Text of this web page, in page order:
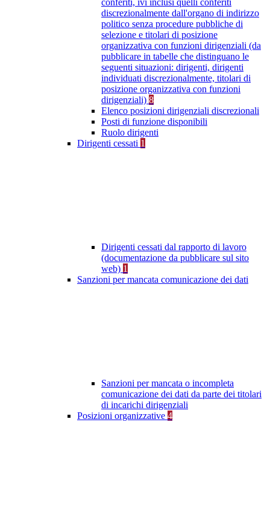
conferiti, ivi inclusi quelli conferiti
discrezionalmente dall'organo di indirizzo
politico senza procedure pubbliche di
selezione e titolari di posizione
organizzativa con funzioni dirigenziali (da
pubblicare in tabelle che distinguano le
seguenti situazioni: dirigenti, dirigenti
individuati discrezionalmente, titolari di
posizione organizzativa con funzioni
dirigenziali) 8
Elenco posizioni dirigenziali discrezionali
Posti di funzione disponibili
Ruolo dirigenti
Dirigenti cessati 1
Dirigenti cessati dal rapporto di lavoro
(documentazione da pubblicare sul sito
web) 1
Sanzioni per mancata comunicazione dei dati
Sanzioni per mancata o incompleta
comunicazione dei dati da parte dei titolari
di incarichi dirigenziali
Posizioni organizzative 4